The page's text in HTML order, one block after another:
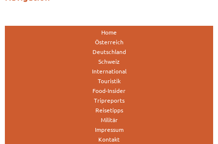
Home
Österreich
Deutschland
Schweiz
International
Touristik
Food-Insider
Tripreports
Reisetipps
Militär
Impressum
Kontakt